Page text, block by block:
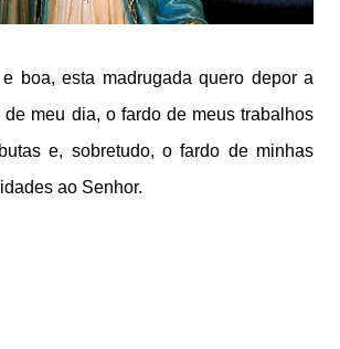
boa, esta madrugada quero depor a
meu dia, o fardo de meus trabalhos
e, sobretudo, o fardo de minhas
ao Senhor.